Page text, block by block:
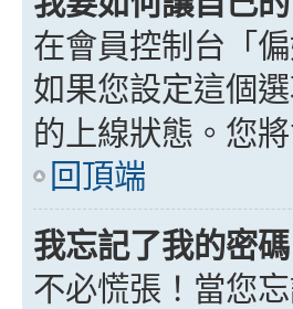
在會員控制台「
如果您設定這個
的上線狀態。您
回頂端
我忘記了我的密碼
不必慌張！當您